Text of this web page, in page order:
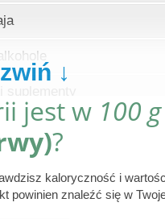
↓
jest w 100 g
?
kaloryczność i
powinien znaleźć się w